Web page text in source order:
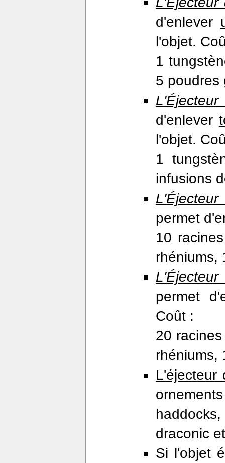
d'enlever
l'objet.
1
5 poudres
d'enlever
l'objet.
1
infusions
permet
10
rhéniums,
permet
Coût :
20
rhéniums,
L'éjecteur
draconic
Si l'objet